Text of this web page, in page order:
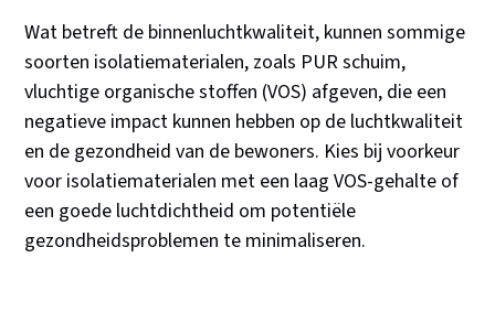
Wat betreft de binnenluchtkwaliteit, kunnen sommige
soorten isolatiematerialen, zoals PUR schuim,
vluchtige organische stoffen (VOS) afgeven, die een
negatieve impact kunnen hebben op de luchtkwaliteit
en de gezondheid van de bewoners. Kies bij voorkeur
voor isolatiematerialen met een laag VOS-gehalte of
een goede luchtdichtheid om potentiële
gezondheidsproblemen te minimaliseren.